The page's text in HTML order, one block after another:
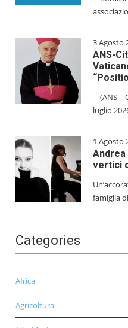
3 Agosto
ANS-
(ANS –
luglio
1 Agosto
vertici
famiglia
Categories
Africa
Agricoltura